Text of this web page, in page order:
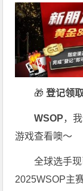
🎁 登记领
WSOP，
游戏查看噢～
全球选手
2025WSOP主